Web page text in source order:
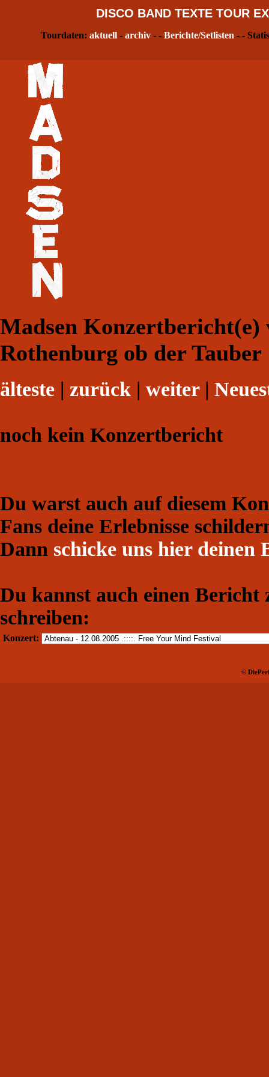
DISCO BAND TEXTE TOUR
Tourdaten: aktuell- archiv- - Berichte/Setlisten - -
Madsen Konzertbericht(e)
Rothenburg ob der Tauber
älteste | zurück | weiter|
noch kein Konzertbericht
Du warst auch auf diesem
Fans deine Erlebnisse
Dann schicke uns hier deinen
Du kannst auch einen Bericht
schreiben:
Konzert:
©